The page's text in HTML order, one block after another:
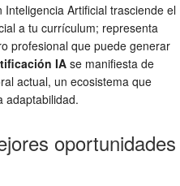
Artificial trasciende el
a tu currículum; representa
profesional que puede generar
IA se manifiesta de
actual, un ecosistema que
adaptabilidad.
oportunidades